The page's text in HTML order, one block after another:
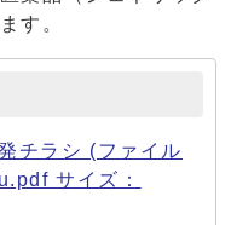
す。
チラシ (ファイル
サイズ：